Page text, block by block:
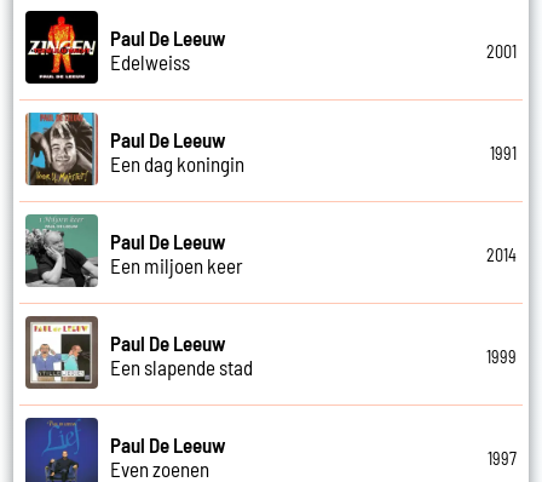
Paul De Leeuw
Edelweiss
2001
Paul De Leeuw
Een dag koningin
1991
Paul De Leeuw
Een miljoen keer
2014
Paul De Leeuw
Een slapende stad
1999
Paul De Leeuw
Even zoenen
1997